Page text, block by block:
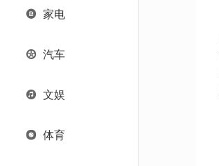
家电
汽车
文娱
体育